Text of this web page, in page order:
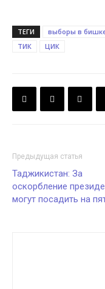
ТЕГИ выборы в
ТИК
ЦИК
Предыдущая статья
Таджикистан: За
оскорбление
могут посадить на